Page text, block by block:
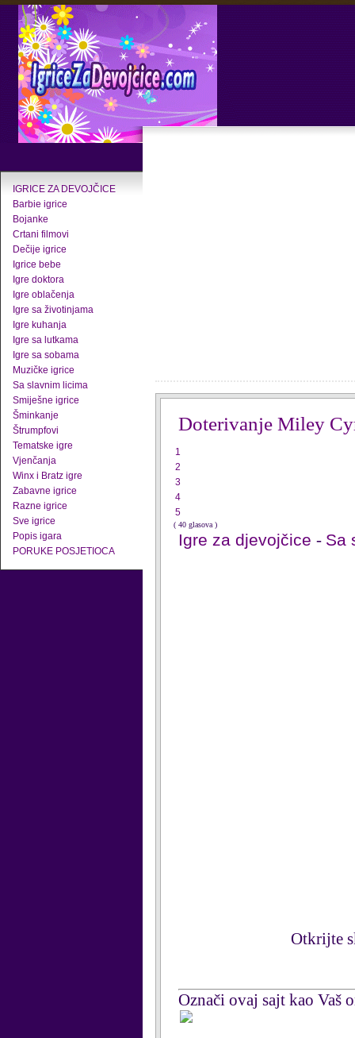
IGRICE ZA DEVOJČICE
Barbie igrice
Bojanke
Crtani filmovi
Dečije igrice
Igrice bebe
Igre doktora
Igre oblačenja
Igre sa životinjama
Igre kuhanja
Igre sa lutkama
Igre sa sobama
Muzičke igrice
Sa slavnim licima
Smiješne igrice
Šminkanje
Štrumpfovi
Tematske igre
Vjenčanja
Winx i Bratz igre
Zabavne igrice
Razne igrice
Sve igrice
Popis igara
PORUKE POSJETIOCA
Doterivanje Miley
1
2
3
4
5
( 40 glasova )
Igre za djevojčice - Sa
Otkrijte
Označi ovaj sajt kao Vaš